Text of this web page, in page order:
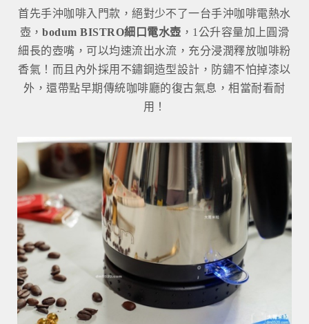
首先手沖咖啡入門款，絕對少不了一台手沖咖啡電熱水
壺，bodum BISTRO細口電水壺 ，1公升容量加上圓滑
細長的壺嘴，可以均速流出水流，充分浸潤釋放咖啡粉
香氣！而且內外採用不鏽鋼造型設計，防鏽不怕掉漆以
外，還帶點早期傳統咖啡廳的復古氣息，相當耐看耐
用！